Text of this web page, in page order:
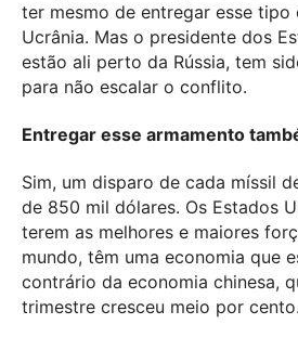
ter mesmo de entregar esse tipo
Ucrânia. Mas o presidente dos
estão ali perto da Rússia, tem
para não escalar o conflito.
Entregar esse armamento
Sim, um disparo de cada míssil
de 850 mil dólares. Os Estados
terem as melhores e maiores
mundo, têm uma economia que
contrário da economia chinesa,
trimestre cresceu meio por cento.